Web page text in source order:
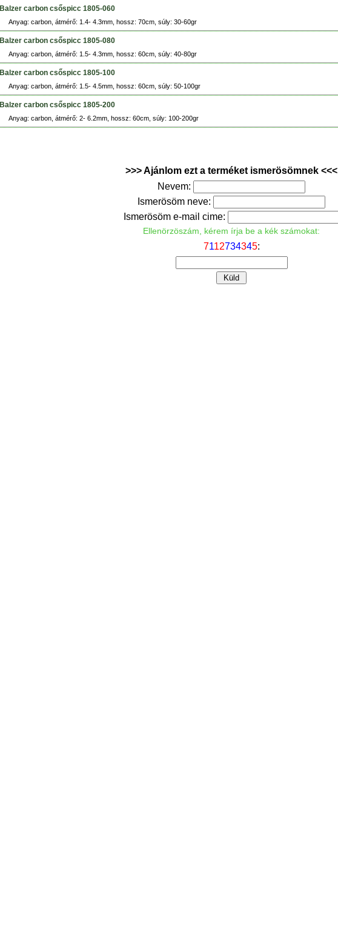
Balzer carbon csőspicc 1805-060
Anyag: carbon, átmérő: 1.4- 4.3mm, hossz: 70cm, súly: 30-60gr
Balzer carbon csőspicc 1805-080
Anyag: carbon, átmérő: 1.5- 4.3mm, hossz: 60cm, súly: 40-80gr
Balzer carbon csőspicc 1805-100
Anyag: carbon, átmérő: 1.5- 4.5mm, hossz: 60cm, súly: 50-100gr
Balzer carbon csőspicc 1805-200
Anyag: carbon, átmérő: 2- 6.2mm, hossz: 60cm, súly: 100-200gr
>>> Ajánlom ezt a terméket ismerösömnek <<<
Nevem:
Ismerösöm neve:
Ismerösöm e-mail cime:
Ellenörzöszám, kérem írja be a kék számokat:
7112734345: